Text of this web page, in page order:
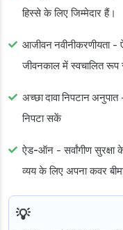
हिस्से के लिए जिम्मेदार हैं।
आजीवन नवीनीकरणीयता-
जीवनकाल में स्वचालित रूप
अच्छा दावा निपटान अनुपात-
निपटा सकें
ऐड-ऑन - सर्वांगीण
व्यय के लिए अपना कवर